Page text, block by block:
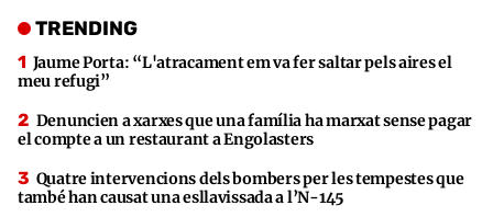
TRENDING
Jaume Porta: “L'atracament em va fer saltar pels aires el
meu refugi”
Denuncien a xarxes que una família ha marxat sense pagar
el compte a un restaurant a Engolasters
Quatre intervencions dels bombers per les tempestes que
també han causat una esllavissada a l’N-145